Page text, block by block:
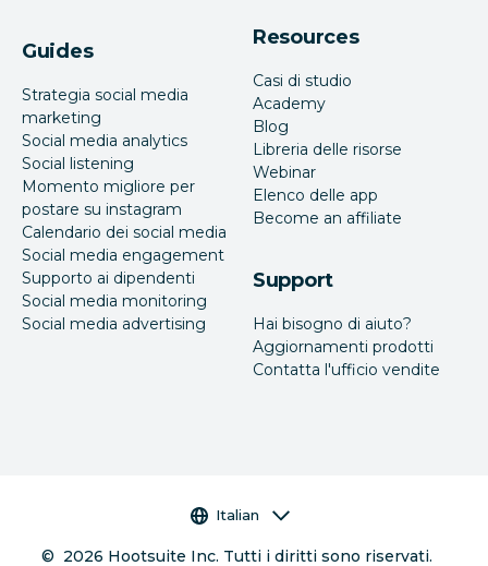
Guides
Strategia social media
marketing
Social media analytics
Social listening
Momento migliore per
postare su instagram
Calendario dei social media
Social media engagement
Supporto ai dipendenti
Social media monitoring
Social media advertising
Resources
Casi di studio
Academy
Blog
Libreria delle risorse
Webinar
Elenco delle app
Become an affiliate
Support
Hai bisogno di aiuto?
Aggiornamenti prodotti
Contatta l'ufficio vendite
Selettore della lingua
Italian
© 2026 Hootsuite Inc. Tutti i diritti sono riservati.